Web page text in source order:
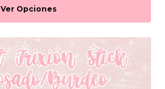
Ver Opciones